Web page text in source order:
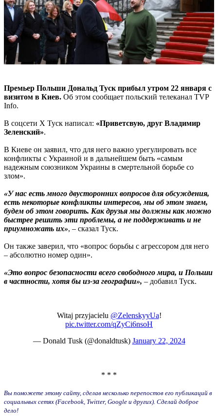
Премьер Польши Дональд Туск прибыл утром 22 января с
визитом в Киев. Об этом сообщает польский телеканал TVP
Info.
В соцсети Х Туск написал: «Приветсвую, друг Владимир
Зеленский».
В Киеве он заявил, что для него важно урегулировать все
конфликты с Украиной и в дальнейшем быть «самым
надежным союзником Украины в смертельной борьбе со
злом».
«У нас есть много двусторонних вопросов для обсуждения,
есть некоторые конфликты интересов, мы об этом знаем,
будем об этом говорить. Как друзья мы должны как можно
быстрее решить эти проблемы, а не поддерживать и не
приумножать их», – сказал Туск.
Он также заверил, что «вопрос борьбы с агрессором для него
– абсолютно номер один».
«Это вопрос безопасности всего свободного мира, и Польши
в частности, хотя бы из-за географии», – добавил Туск.
Witaj przyjacielu @ZelenskyyUa!
pic.twitter.com/qZyCi6nsoH
— Donald Tusk (@donaldtusk) January 22, 2024
* * *
Вы поможете этому сайту, сделав несколько перепостов его публикаций в
социальных сетях (Facebook, Twitter, Google и других). Сделай доброе
дело!